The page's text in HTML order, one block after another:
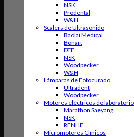
NSK
Prodental
W&H
Scalers de Ultrasonido
Baolai Medical
Bonart
DTE
NSK
Woodpecker
W&H
Lámparas de Fotocurado
Ultradent
Woodpecker
Motores eléctricos de laboratorio
Marathon Saeyang
NSK
RENHE
Micromotores Clínicos